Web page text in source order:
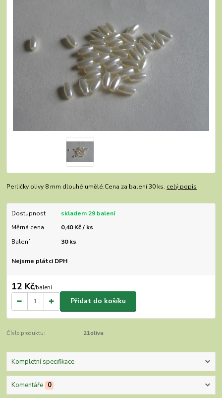
Perličky olivy 8 mm dlouhé umělé.Cena za balení 30 ks. celý popis
Dostupnost
skladem 29 balení
Měrná cena
0,40 Kč / ks
Balení
30 ks
Nejsme plátci DPH
12 Kč/balení
Přidat do košíku
Číslo produktu: 21oliva
Kompletní specifikace
Komentáře 0